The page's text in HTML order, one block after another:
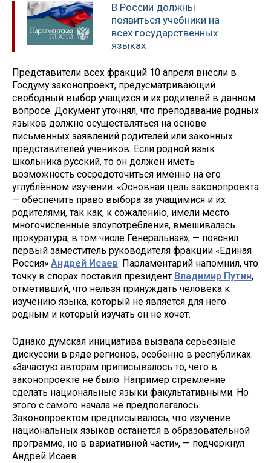
В России должны
появиться учебники на
всех государственных
языках
Представители всех фракций 10 апреля внесли в
Госдуму законопроект, предусматривающий
свободный выбор учащихся и их родителей в данном
вопросе. Документ уточнял, что преподавание родных
языков должно осуществляться на основе
письменных заявлений родителей или законных
представителей учеников. Если родной язык
школьника русский, то он должен иметь
возможность сосредоточиться именно на его
углублённом изучении. «Основная цель законопроекта
— обеспечить право выбора за учащимися и их
родителями, так как, к сожалению, имели место
многочисленные злоупотребления, вмешивалась
прокуратура, в том числе Генеральная», — пояснил
первый заместитель руководителя фракции «Единая
Россия» Андрей Исаев. Парламентарий напомнил, что
точку в спорах поставил президент Владимир Путин,
отметивший, что нельзя принуждать человека к
изучению языка, который не является для него
родным и который изучать он не хочет.
Однако думская инициатива вызвала серьёзные
дискуссии в ряде регионов, особенно в республиках.
«Зачастую авторам приписывалось то, чего в
законопроекте не было. Например стремление
сделать национальные языки факультативными. Но
этого с самого начала не предполагалось.
Законопроектом предписывалось, что изучение
национальных языков останется в образовательной
программе, но в вариативной части», — подчеркнул
Андрей Исаев.